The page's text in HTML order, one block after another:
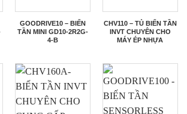
GOODRIVE10 – BIẾN
TẦN MINI GD10-2R2G-
4-B
CHV110 – TỦ BIẾN TẦN
INVT CHUYÊN CHO
MÁY ÉP NHỰA